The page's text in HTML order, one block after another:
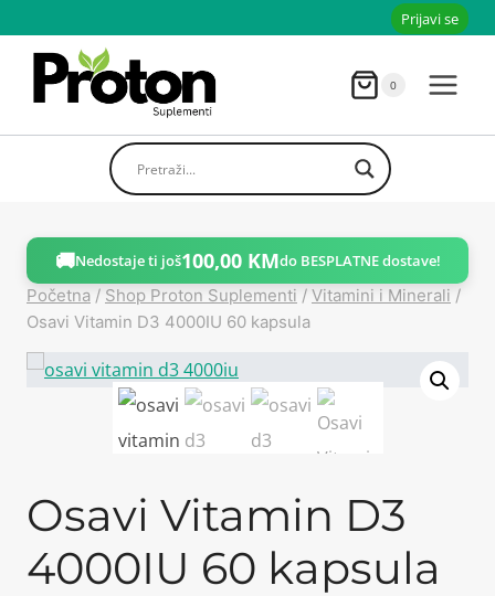
sadržaja
Prijavi se
0
🚚Nedostaje ti još100,00 KMdo BESPLATNE dostave!
Početna / Shop Proton Suplementi / Vitamini i Minerali /
Osavi Vitamin D3 4000IU 60 kapsula
Osavi Vitamin D3
4000IU 60 kapsula